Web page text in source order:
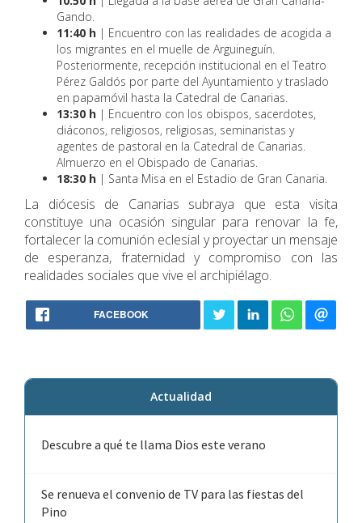
Gando.
11:40 h | Encuentro con las realidades de acogida a
los migrantes en el muelle de Arguineguín.
Posteriormente, recepción institucional en el Teatro
Pérez Galdós por parte del Ayuntamiento y traslado
en papamóvil hasta la Catedral de Canarias.
13:30 h | Encuentro con los obispos, sacerdotes,
diáconos, religiosos, religiosas, seminaristas y
agentes de pastoral en la Catedral de Canarias.
Almuerzo en el Obispado de Canarias.
18:30 h | Santa Misa en el Estadio de Gran Canaria.
La diócesis de Canarias subraya que esta visita
constituye una ocasión singular para renovar la fe,
fortalecer la comunión eclesial y proyectar un mensaje
de esperanza, fraternidad y compromiso con las
realidades sociales que vive el archipiélago.
FACEBOOK
Actualidad
Descubre a qué te llama Dios este verano
Se renueva el convenio de TV para las fiestas del
Pino